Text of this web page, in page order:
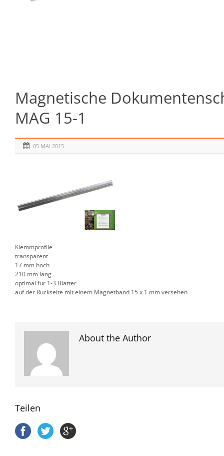
Magnetische
MAG 15-1
05 MAI 2015
Klemmprofile
transparent
17 mm hoch
210 mm lang
optimal für 1-3 Blätter
auf der Rückseite mit einem Magnetband 15 x 1 mm versehen
About the Author
Teilen